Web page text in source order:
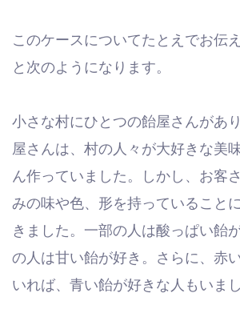
このケースについてたとえでお伝
と次のようになります。
小さな村にひとつの飴屋さんがあ
屋さんは、村の人々が大好きな美
ん作っていました。しかし、お客
みの味や色、形を持っていること
きました。一部の人は酸っぱい飴
の人は甘い飴が好き。さらに、赤
いれば、青い飴が好きな人もいまし